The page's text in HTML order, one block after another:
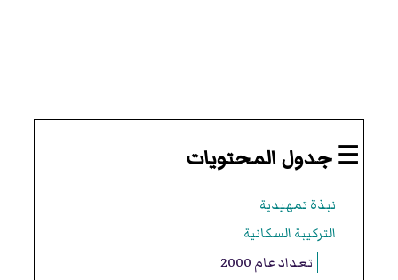
☰ جدول المحتويات
نبذة تمهيدية
التركيبة السكانية
تعداد عام 2000